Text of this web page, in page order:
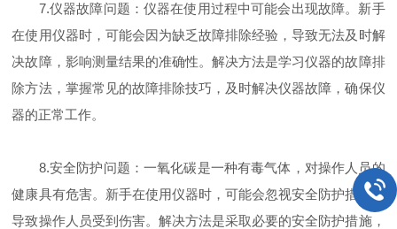
7.仪器故障问题：仪器在使用过程中可能会出现故障。新手
在使用仪器时，可能会因为缺乏故障排除经验，导致无法及时解
决故障，影响测量结果的准确性。解决方法是学习仪器的故障排
除方法，掌握常见的故障排除技巧，及时解决仪器故障，确保仪
器的正常工作。
8.安全防护问题：一氧化碳是一种有毒气体，对操作人员的
健康具有危害。新手在使用仪器时，可能会忽视安全防护措施，
导致操作人员受到伤害。解决方法是采取必要的安全防护措施，